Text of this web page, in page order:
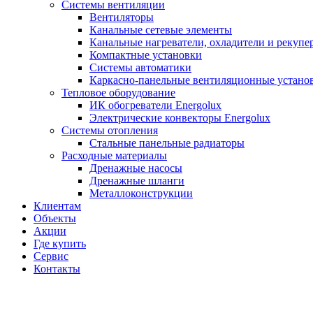
Системы вентиляции
Вентиляторы
Канальные сетевые элементы
Канальные нагреватели, охладители и
Компактные установки
Системы автоматики
Каркасно-панельные вентиляционные
Тепловое оборудование
ИК обогреватели Energolux
Электрические конвекторы Energolux
Системы отопления
Стальные панельные радиаторы
Расходные материалы
Дренажные насосы
Дренажные шланги
Металлоконструкции
Клиентам
Объекты
Акции
Где купить
Сервис
Контакты